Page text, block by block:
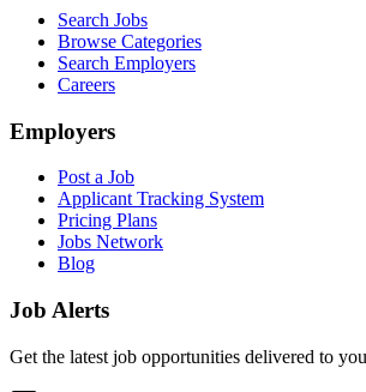
Search Jobs
Browse Categories
Search Employers
Careers
Employers
Post a Job
Applicant Tracking System
Pricing Plans
Jobs Network
Blog
Job Alerts
Get the latest job opportunities delivered to